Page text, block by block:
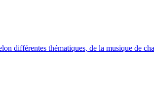
différentes thématiques, de la musique de